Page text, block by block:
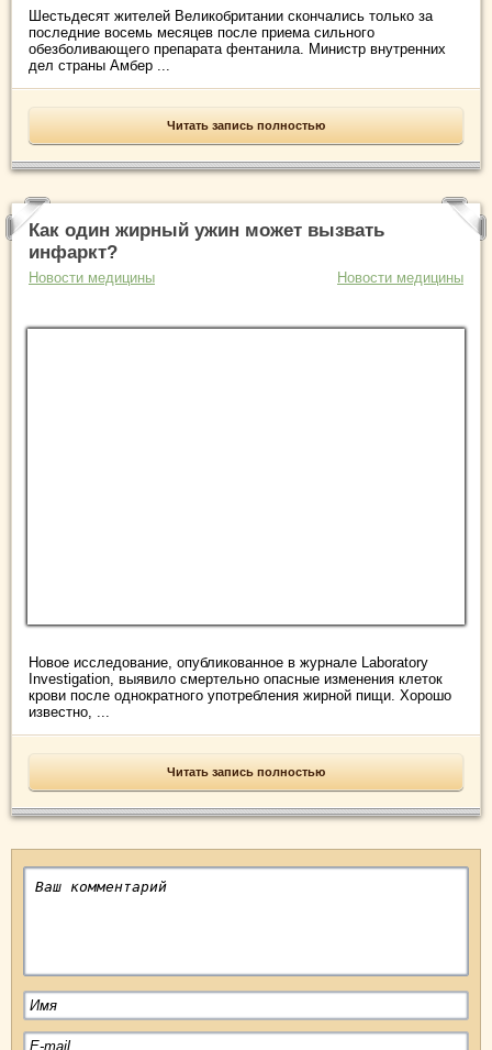
Шестьдесят жителей Великобритании скончались только за
последние восемь месяцев после приема сильного
обезболивающего препарата фентанила. Министр внутренних
дел страны Амбер ...
Читать запись полностью
Как один жирный ужин может вызвать
инфаркт?
Новости медицины Новости медицины
Новое исследование, опубликованное в журнале Laboratory
Investigation, выявило смертельно опасные изменения клеток
крови после однократного употребления жирной пищи. Хорошо
известно, ...
Читать запись полностью